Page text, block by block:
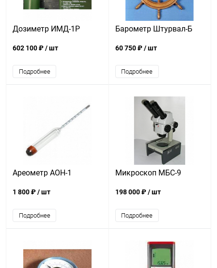
Дозиметр ИМД-1Р
602 100 ₽/ шт
Подробнее
Барометр Штурвал-Б
60 750 ₽/ шт
Подробнее
Ареометр АОН-1
1 800 ₽/ шт
Подробнее
Микроскоп МБС-9
198 000 ₽/ шт
Подробнее